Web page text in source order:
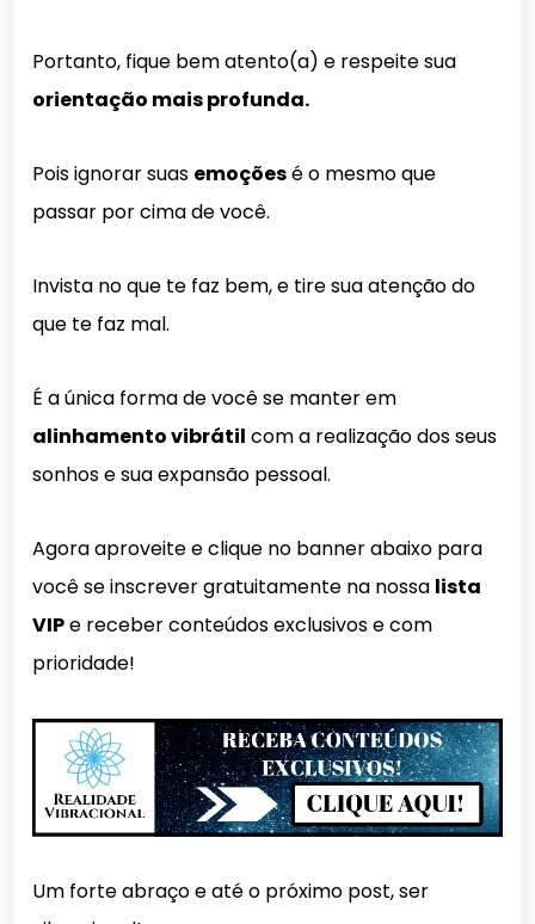
Portanto, fique bem atento(a) e respeite sua
orientação mais profunda.
Pois ignorar suas emoçõesé o mesmo que
passar por cima de você.
Invista no que te faz bem, e tire sua atenção do
que te faz mal.
É a única forma de você se manter em
alinhamento vibrátil com a realização dos seus
sonhos e sua expansão pessoal.
Agora aproveite e clique no banner abaixo para
você se inscrever gratuitamente na nossa lista
VIPe receber conteúdos exclusivos e com
prioridade!
Um forte abraço e até o próximo post, ser